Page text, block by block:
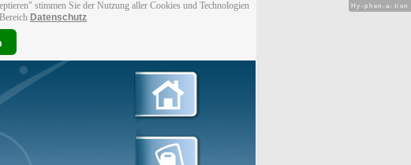
stimmen Sie der Nutzung aller Cookies und Technologien
Datenschutz
Hy-phen-a-tion